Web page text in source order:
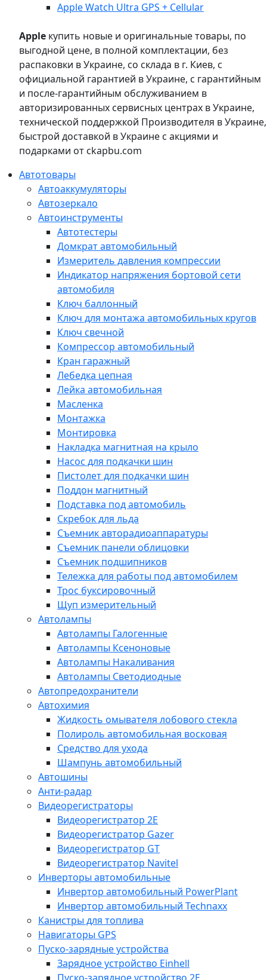
Apple Watch Ultra GPS + Cellular
Apple купить новые и оригинальные товары, по
выгодной цене, в полной комплектации, без
распаковки в Украине, со склада в г. Киев, с
официальной гарантией в Украине, с гарантийным
и после-гарантийным обслуживанием в
авторизированных сервисных центрах в Украине,
технической поддержкой Производителя в Украине,
быстрой доставкой в Украине с акциями и
подарками от ckapbu.com
Автотовары
Автоаккумуляторы
Автозеркало
Автоинструменты
Автотестеры
Домкрат автомобильный
Измеритель давления компрессии
Индикатор напряжения бортовой сети
автомобиля
Ключ баллонный
Ключ для монтажа автомобильных кругов
Ключ свечной
Компрессор автомобильный
Кран гаражный
Лебедка цепная
Лейка автомобильная
Масленка
Монтажка
Монтировка
Накладка магнитная на крыло
Насос для подкачки шин
Пистолет для подкачки шин
Поддон магнитный
Подставка под автомобиль
Скребок для льда
Съемник авторадиоаппаратуры
Съемник панели облицовки
Съемник подшипников
Тележка для работы под автомобилем
Трос буксировочный
Щуп измерительный
Автолампы
Автолампы Галогенные
Автолампы Ксеноновые
Автолампы Накаливания
Автолампы Светодиодные
Автопредохранители
Автохимия
Жидкость омывателя лобового стекла
Полироль автомобильная восковая
Средство для ухода
Шампунь автомобильный
Автошины
Анти-радар
Видеорегистраторы
Видеорегистратор 2E
Видеорегистратор Gazer
Видеорегистратор GT
Видеорегистратор Navitel
Инверторы автомобильные
Инвертор автомобильный PowerPlant
Инвертор автомобильный Technaxx
Канистры для топлива
Навигаторы GPS
Пуско-зарядные устройства
Зарядное устройство Einhell